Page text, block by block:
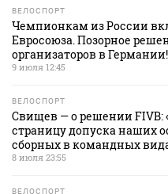
ВЕЛОСПОРТ
Чемпионкам из России
Евросоюза. Позорное
организаторов в Германии!
9 июля 12:45
ВЕЛОСПОРТ
Свищев — о решении
страницу допуска наших
сборных в командных
8 июля 23:55
ВЕЛОСПОРТ